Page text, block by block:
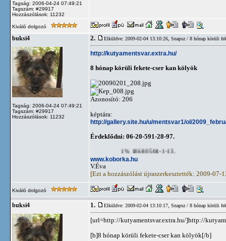
Tagság: 2006-04-24 07:49:21
Tagszám: #29917
Hozzászólások: 11232
Kiváló dolgozó
buksi4
Tagság: 2006-04-24 07:49:21
Tagszám: #29917
Hozzászólások: 11232
2. Elküldve: 2009-02-04 13:10:26, Snapsz / 8 hónap körüli
http://kutyamentsvar.extra.hu/
8 hónap körüli fekete-cser kan kölyök
Azonosító: 206
képtára:
http://gallery.site.hu/u/mentsvar1/ol/
Érdeklődni: 06-20-591-28-97.
1% 18680504-1-13.
www.koborka.hu
V.Éva
[Ezt a hozzászólást újraszerkesztették: 2009-07-
Kiváló dolgozó
buksi4 1. Elküldve: 2009-02-04 13:10:17, Snapsz / 8 hónap körüli
[url=http://kutyamentsvar.extra.hu/]http://
[b]8 hónap körüli fekete-cser kan kölyök[/b]